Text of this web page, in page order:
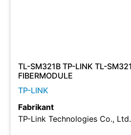
TL-SM321B TP-LINK TL-
FIBERMODULE
TP-LINK
Fabrikant
TP-Link Technologies Co., Ltd.